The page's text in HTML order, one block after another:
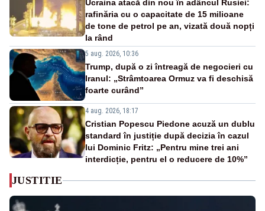
Ucraina atacă din nou în adâncul Rusiei:
rafinăria cu o capacitate de 15 milioane
de tone de petrol pe an, vizată două nopți
la rând
5 aug. 2026, 10:36
Trump, după o zi întreagă de negocieri cu
Iranul: „Strâmtoarea Ormuz va fi deschisă
foarte curând”
4 aug. 2026, 18:17
Cristian Popescu Piedone acuză un dublu
standard în justiție după decizia în cazul
lui Dominic Fritz: „Pentru mine trei ani
interdicție, pentru el o reducere de 10%”
JUSTITIE